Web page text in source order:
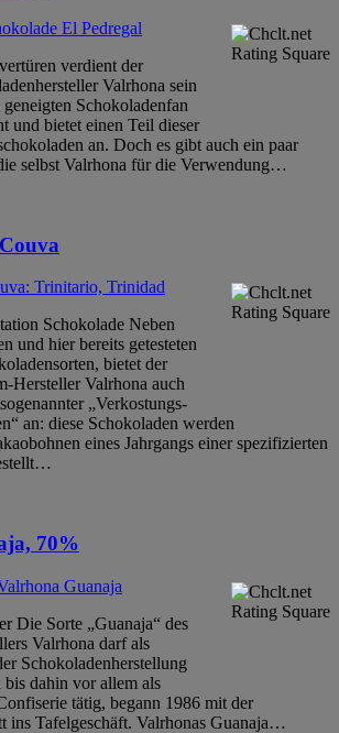
verdient der
Valrhona sein
Schokoladenfan
und bietet einen Teil dieser
an. Doch es gibt auch ein paar
selbst Valrhona für die Verwendung…
Schokolade Neben
und hier bereits getesteten
bietet der
Hersteller Valrhona auch
„Verkostungs-
an: diese Schokoladen werden
eines Jahrgangs einer spezifizierten
…
70%
Die Sorte „Guanaja“ des
Valrhona darf als
Schokoladenherstellung
bis dahin vor allem als
tätig, begann 1986 mit der
ins Tafelgeschäft. Valrhonas Guanaja…